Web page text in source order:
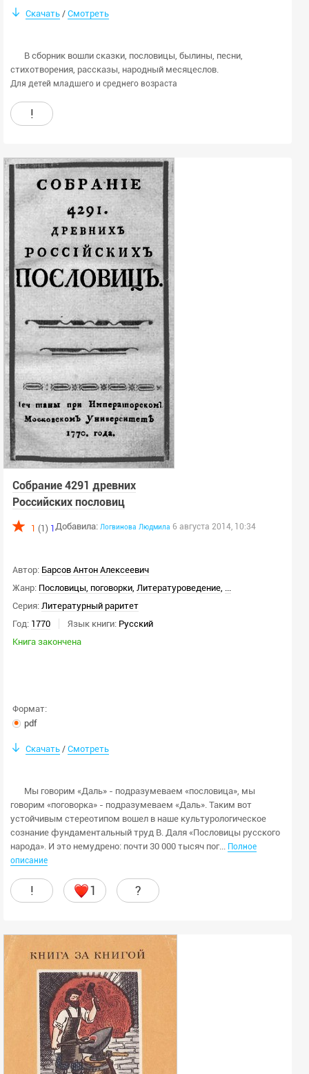
Скачать /Смотреть
В сборник вошли сказки, пословицы, былины, песни,
стихотворения, рассказы, народный месяцеслов.
Для детей младшего и среднего возраста
!
Собрание 4291 древних
Российских пословиц
1 (1) 1Добавила: Логвинова Людмила 6 августа 2014, 10:34
Автор: Барсов Антон Алексеевич
Жанр: Пословицы, поговорки,Литературоведение, ...
Серия: Литературный раритет
Год: 1770 Язык книги: Русский
Книга закончена
Формат:
pdf
Скачать /Смотреть
Мы говорим «Даль» - подразумеваем «пословица», мы
говорим «поговорка» - подразумеваем «Даль». Таким вот
устойчивым стереотипом вошел в наше культурологическое
сознание фундаментальный труд В. Даля «Пословицы русского
народа». И это немудрено: почти 30 000 тысяч пог... Полное
описание
! 1 ?